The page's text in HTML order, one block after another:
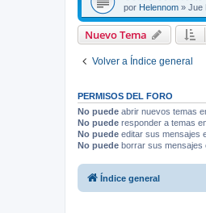
por Helennom » Jue
Nuevo Tema
Volver a Índice general
PERMISOS DEL FORO
No puede abrir nuevos temas
No puede responder a temas
No puede editar sus mensajes
No puede borrar sus mensajes
Índice general